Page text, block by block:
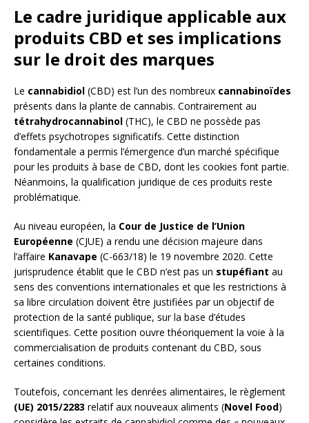
Le cadre juridique applicable aux
produits CBD et ses implications
sur le droit des marques
Le cannabidiol (CBD) est l’un des nombreux cannabinoïdes
présents dans la plante de cannabis. Contrairement au
tétrahydrocannabinol (THC), le CBD ne possède pas
d’effets psychotropes significatifs. Cette distinction
fondamentale a permis l’émergence d’un marché spécifique
pour les produits à base de CBD, dont les cookies font partie.
Néanmoins, la qualification juridique de ces produits reste
problématique.
Au niveau européen, la Cour de Justice de l’Union
Européenne (CJUE) a rendu une décision majeure dans
l’affaire Kanavape (C-663/18) le 19 novembre 2020. Cette
jurisprudence établit que le CBD n’est pas un stupéfiant au
sens des conventions internationales et que les restrictions à
sa libre circulation doivent être justifiées par un objectif de
protection de la santé publique, sur la base d’études
scientifiques. Cette position ouvre théoriquement la voie à la
commercialisation de produits contenant du CBD, sous
certaines conditions.
Toutefois, concernant les denrées alimentaires, le règlement
(UE) 2015/2283 relatif aux nouveaux aliments (Novel Food)